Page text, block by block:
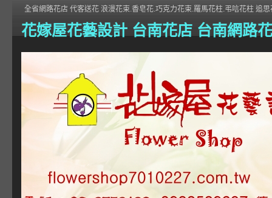
花嫁屋花藝設計 台南花店 台南網路
全省網路花店 代客送花 浪漫花束.香皂花.巧克力花束.羅馬花柱.弔唁花柱 追